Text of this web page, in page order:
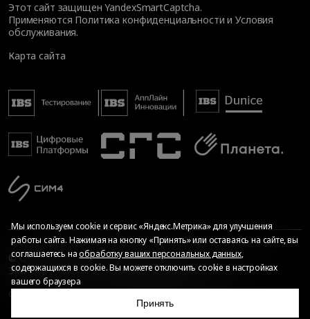
Этот сайт защищен YandexSmartCaptcha.
Применяются Политика конфиденциальности иУсловия
обслуживания.
Карта сайта
© Общество с ограниченной ответственностью «ИБС
Экспертиза», 2026. Все права защищены
Мы используем cookie и сервис «Яндекс.Метрика» для улучшения
работы сайта. Нажимая на кнопку «Принять» или оставаясь на сайте, вы
соглашаетесь наобработку ваших персональных данных,
содержащихся в cookie. Вы можете отключить cookie в настройках
вашего браузера
Принять